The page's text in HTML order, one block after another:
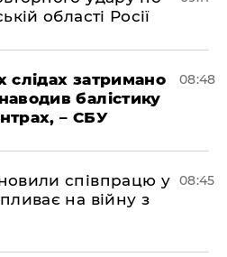
області Росії
слідах затримано
балістику
– СБУ
08:48
співпрацю у
на війну з
08:45